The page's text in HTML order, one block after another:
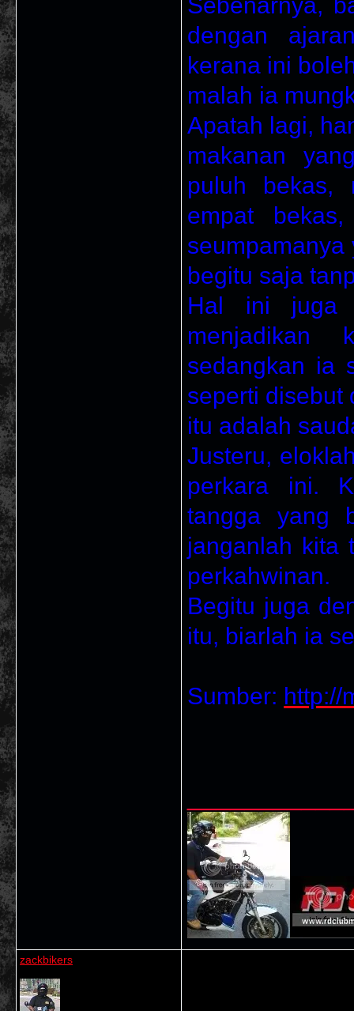
dengan
kerana ini
malah ia
Apatah lagi,
makanan
puluh bekas,
empat
begitu saja
Hal ini juga
menjadikan
sedangkan ia
seperti disebut
itu adalah
Justeru,
perkara ini.
tangga yang
janganlah kita
perkahwinan.
Begitu juga
itu, biarlah ia
Sumber: http://
zackbikers